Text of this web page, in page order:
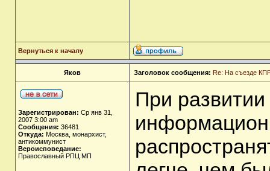
Вернуться к началу
Яков Заголовок сообщения: Re: На съезде
Зарегистрирован: Ср янв 31,
2007 3:00 am
Сообщения: 36481
Откуда: Москва, монархист,
антикоммунист
Вероисповедание:
Православный РПЦ МП
При